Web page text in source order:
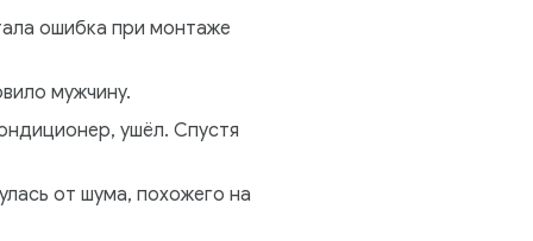
ошибка при монтаже
мужчину.
ушёл. Спустя
от шума, похожего на